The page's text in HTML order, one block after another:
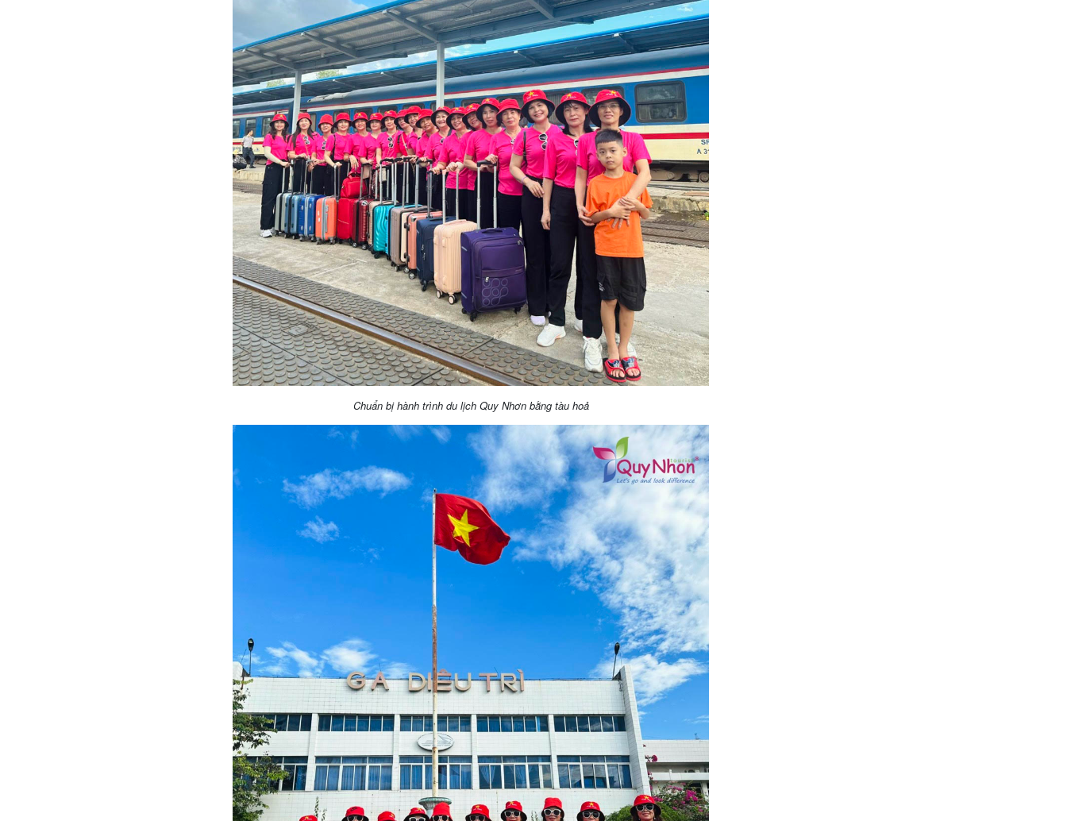
Chuẩn bị hành trình du lịch Quy Nhơn bằng tàu hoả